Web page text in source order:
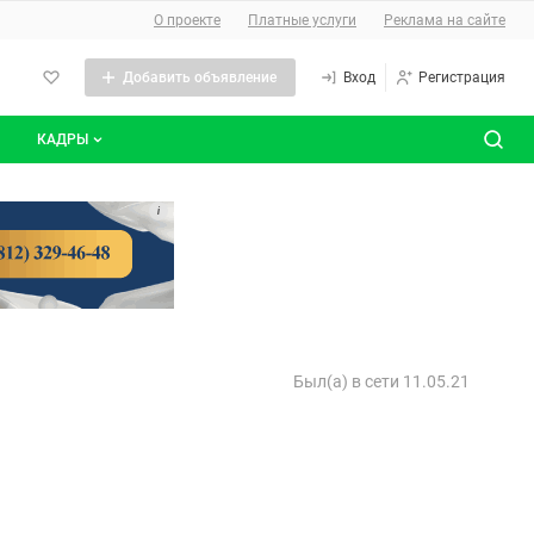
О сайте
О проекте Платные услуги Реклама на сайте
Добавить объявление Вход Регистрация
КАДРЫ
Все резюме
i
Был(а) в сети 11.05.21